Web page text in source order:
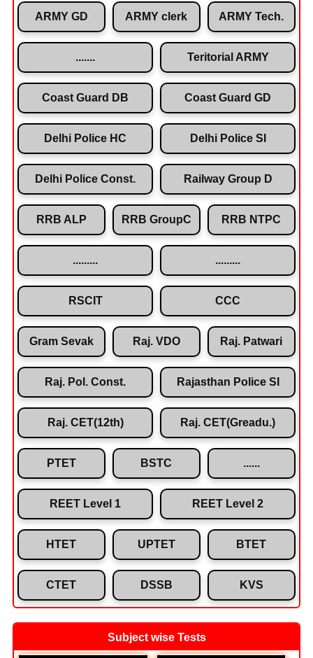
ARMY GD ARMY clerk ARMY Tech.
Teritorial ARMY
Coast Guard DB Coast Guard GD
Delhi Police HC Delhi Police SI
Delhi Police Const. Railway Group D
RRB ALP RRB GroupC RRB NTPC
RSCIT CCC
Gram Sevak Raj. VDO Raj. Patwari
Raj. Pol. Const. Rajasthan Police SI
Raj. CET(12th) Raj. CET(Greadu.)
PTET BSTC
REET Level 1 REET Level 2
HTET UPTET BTET
CTET DSSB KVS
Subject wise Tests